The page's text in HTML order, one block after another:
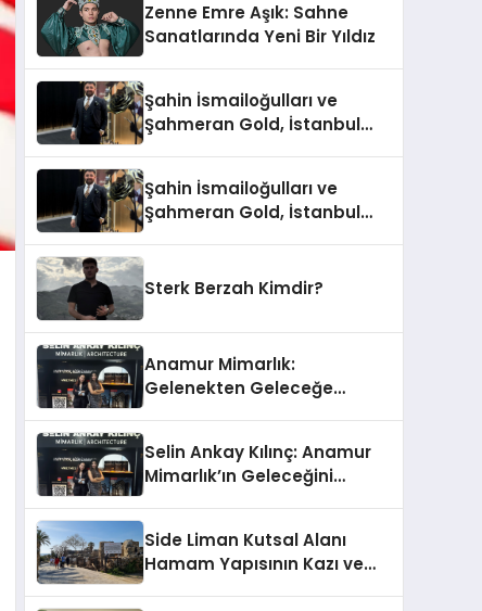
Zenne Emre Aşık: Sahne
Sanatlarında Yeni Bir Yıldız
Şahin İsmailoğulları ve
Şahmeran Gold, İstanbul
Şahin İsmailoğulları ve
Şahmeran Gold, İstanbul
Sterk Berzah Kimdir?
Anamur Mimarlık:
Gelenekten Geleceğe
Selin Ankay Kılınç: Anamur
Mimarlık’ın Geleceğini
Side Liman Kutsal Alanı
Hamam Yapısının Kazı ve